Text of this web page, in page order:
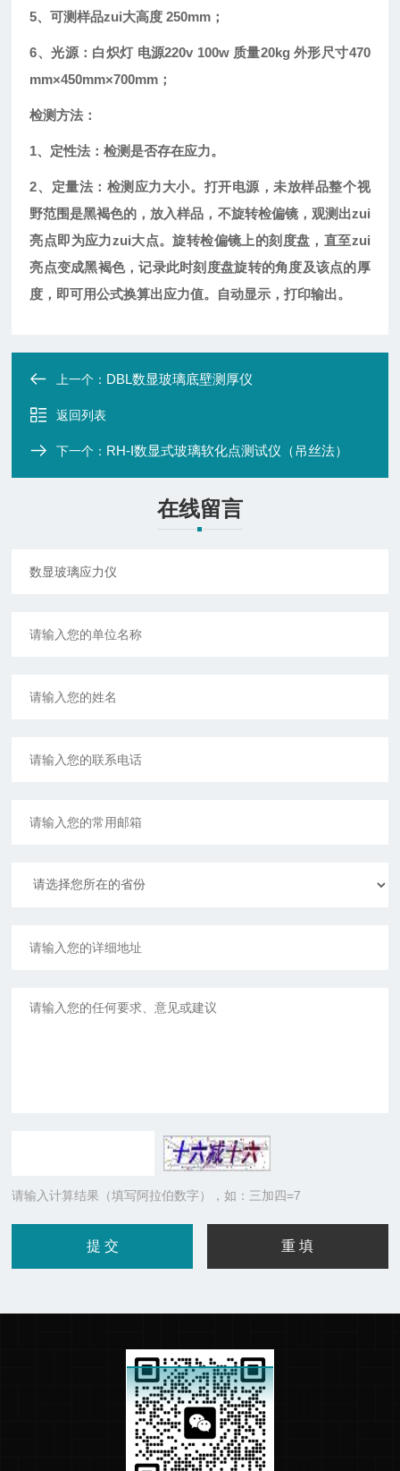
5、可测样品zui大高度 250mm ；
6、光源：白炽灯 电源220v 100w 质量20kg 外形尺寸470
mm×450mm×700mm ；
检测方法：
1、 定性法：检测是否存在应力。
2、定量法：检测应力大小。打开电源，未放样品整个视
野范围是黑褐色的，放入样品，不旋转检偏镜，观测出zui
亮点即为应力zui大点。旋转检偏镜上的刻度盘，直至zui
亮点变成黑褐色，记录此时刻度盘旋转的角度及该点的厚
度，即可用公式换算出应力值。 自动显示，打印输出。
上一个： DBL数显玻璃底壁测厚仪
返回列表
下一个： RH-I数显式玻璃软化点测试仪（吊丝法）
在线留言
请输入计算结果（填写阿拉伯数字），如：三加四=7